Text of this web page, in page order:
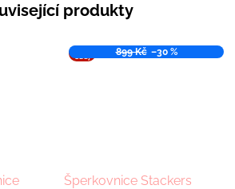
produkty
ODEJ
899 Kč –30 %
Šperkovnice Stackers